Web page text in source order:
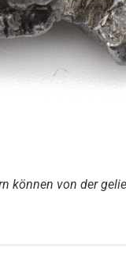
können von der